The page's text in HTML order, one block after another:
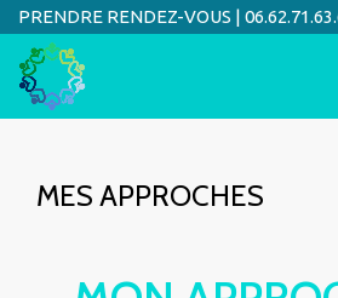
Aller
contenu
PRENDRE RENDEZ-VOUS |
MES APPROCHES